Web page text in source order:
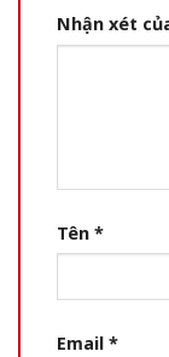
Nhận xét
Tên *
Email *